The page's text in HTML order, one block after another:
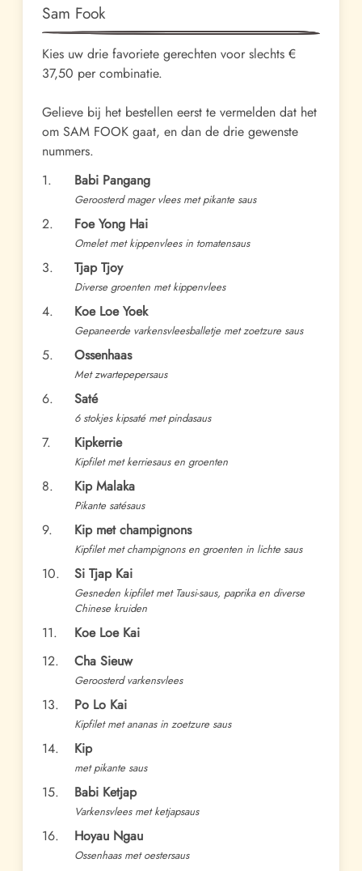
Sam Fook
Kies uw drie favoriete gerechten voor slechts €
37,50 per combinatie.
Gelieve bij het bestellen eerst te vermelden dat het
om SAM FOOK gaat, en dan de drie gewenste
nummers.
1.
Babi Pangang
Geroosterd mager vlees met pikante saus
2. Foe Yong Hai
Omelet met kippenvlees in tomatensaus
3. Tjap Tjoy
Diverse groenten met kippenvlees
4. Koe Loe Yoek
Gepaneerde varkensvleesballetje met zoetzure saus
5. Ossenhaas
Met zwartepepersaus
6. Saté
6 stokjes kipsaté met pindasaus
7. Kipkerrie
Kipfilet met kerriesaus en groenten
8. Kip Malaka
Pikante satésaus
9. Kip met champignons
Kipfilet met champignons en groenten in lichte saus
10. Si Tjap Kai
Gesneden kipfilet met Tausi-saus, paprika en diverse
Chinese kruiden
11.
Koe Loe Kai
12.
Cha Sieuw
Geroosterd varkensvlees
13. Po Lo Kai
Kipfilet met ananas in zoetzure saus
14. Kip
met pikante saus
15. Babi Ketjap
Varkensvlees met ketjapsaus
16. Hoyau Ngau
Ossenhaas met oestersaus